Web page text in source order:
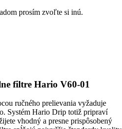
prosím zvoľte si inú.
filtre Hario V60-01
ručného prelievania vyžaduje
Systém Hario Drip totiž pripraví
vhodný a presne prispôsobený